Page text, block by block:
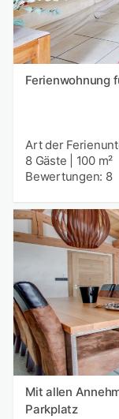
Ferienwohnung
Art der
8 Gäste
100 m²
Bewertungen: 8
Mit allen
Parkplatz